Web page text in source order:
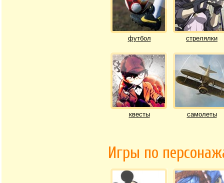
футбол стрелялки
квесты самолеты
Игры по